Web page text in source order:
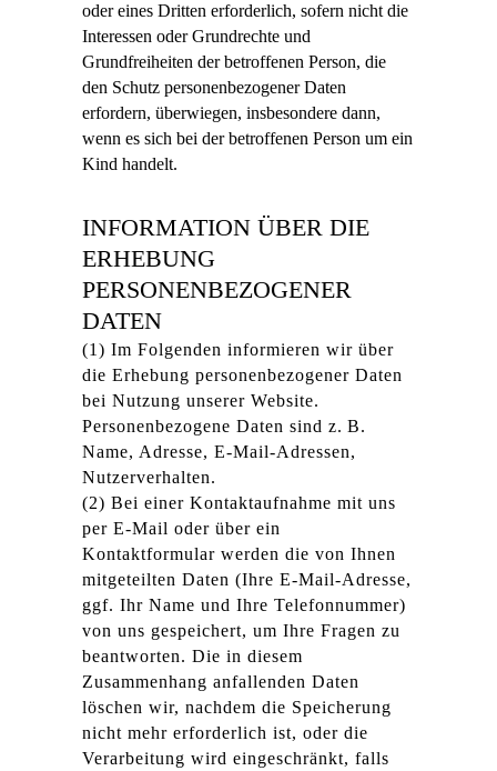
oder eines Dritten erforderlich, sofern nicht die
Interessen oder Grundrechte und
Grundfreiheiten der betroffenen Person, die
den Schutz personenbezogener Daten
erfordern, überwiegen, insbesondere dann,
wenn es sich bei der betroffenen Person um ein
Kind handelt.
INFORMATION ÜBER DIE
ERHEBUNG
PERSONENBEZOGENER
DATEN
(1) Im Folgenden informieren wir über
die Erhebung personenbezogener Daten
bei Nutzung unserer Website.
Personenbezogene Daten sind z. B.
Name, Adresse, E-Mail-Adressen,
Nutzerverhalten.
(2) Bei einer Kontaktaufnahme mit uns
per E-Mail oder über ein
Kontaktformular werden die von Ihnen
mitgeteilten Daten (Ihre E-Mail-Adresse,
ggf. Ihr Name und Ihre Telefonnummer)
von uns gespeichert, um Ihre Fragen zu
beantworten. Die in diesem
Zusammenhang anfallenden Daten
löschen wir, nachdem die Speicherung
nicht mehr erforderlich ist, oder die
Verarbeitung wird eingeschränkt, falls